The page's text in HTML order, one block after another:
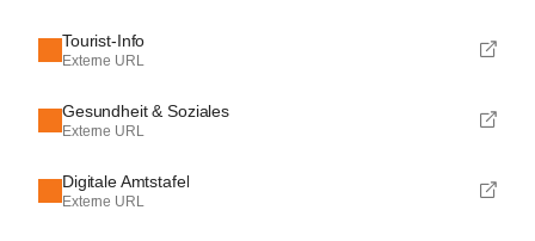
Tourist-Info
Externe URL
Gesundheit & Soziales
Externe URL
Digitale Amtstafel
Externe URL